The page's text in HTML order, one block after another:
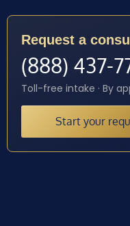
Request a
(888) 437-
Toll-free intake · By
Start your